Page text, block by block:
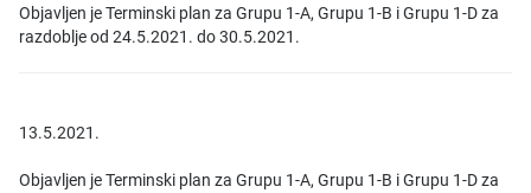
Objavljen je Terminski plan za Grupu 1-A, Grupu 1-B i Grupu 1-D za
razdoblje od 24.5.2021. do 30.5.2021.
13.5.2021.
Objavljen je Terminski plan za Grupu 1-A, Grupu 1-B i Grupu 1-D za